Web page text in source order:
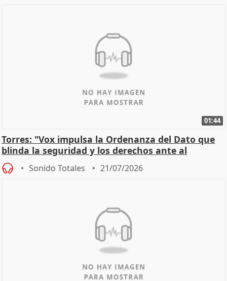
01:44
Torres: "Vox impulsa la Ordenanza del Dato que
blinda la seguridad y los derechos ante al
control"
Sonido Totales 21/07/2026